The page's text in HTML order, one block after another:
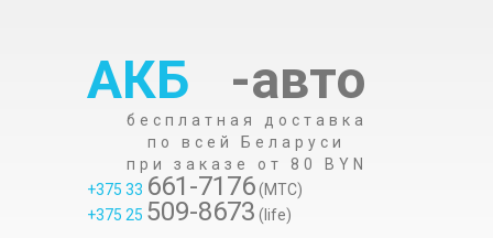
АКБ -авто
бесплатная доставка
по всей Беларуси
при заказе от 80 BYN
+375 33 661-7176(МТС)
+375 25 509-8673 (life)